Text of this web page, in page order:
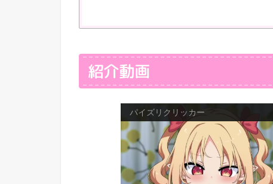
紹介動画